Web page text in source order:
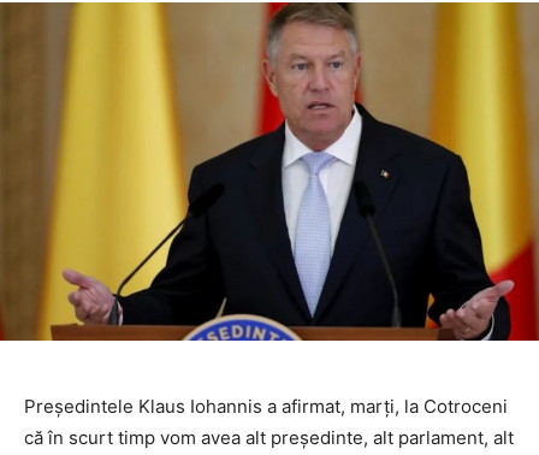
Preşedintele Klaus Iohannis a afirmat, marţi, la Cotroceni
că în scurt timp vom avea alt preşedinte, alt parlament, alt